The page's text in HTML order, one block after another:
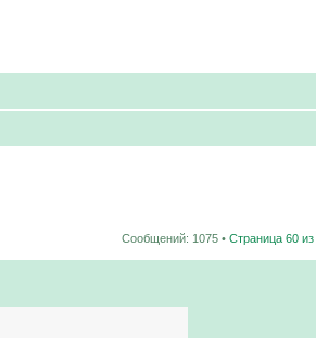
Сообщений: 1075 • Страница 60 из